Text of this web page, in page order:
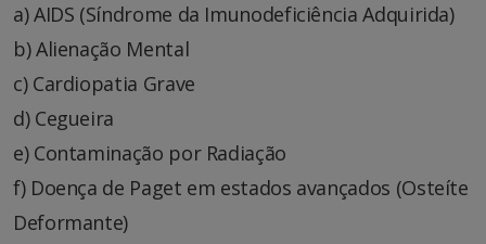
a) AIDS (Síndrome da Imunodeficiência Adquirida)
b) Alienação Mental
c) Cardiopatia Grave
d) Cegueira
e) Contaminação por Radiação
f) Doença de Paget em estados avançados (Osteíte
Deformante)